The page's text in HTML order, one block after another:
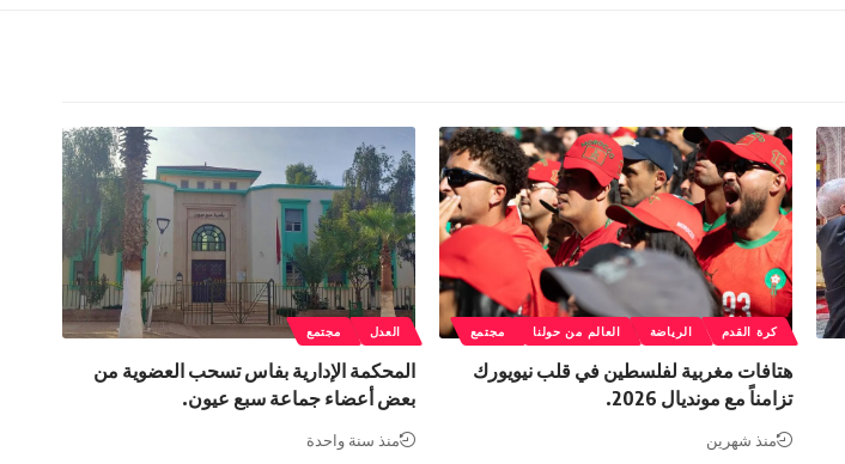
كرة القدم الرياضة العالم من حولنا مجتمع
هتافات مغربية لفلسطين في قلب نيويورك
تزامناً مع مونديال 2026.
منذ شهرين
العدل مجتمع
المحكمة الإدارية بفاس تسحب العضوية من
بعض أعضاء جماعة سبع عيون.
منذ سنة واحدة